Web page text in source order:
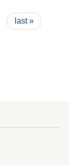
last »